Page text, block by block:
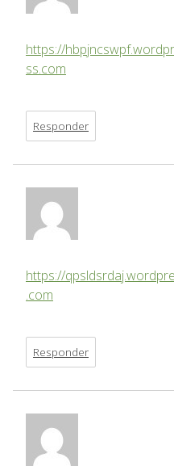
https://
ss.com
Responder
https://
.com
Responder